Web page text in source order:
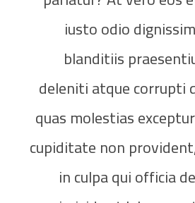
iusto odio
blanditiis
deleniti atque corrupti
quas molestias
cupiditate non
in culpa qui officia